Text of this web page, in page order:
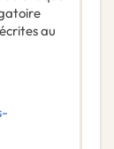
au